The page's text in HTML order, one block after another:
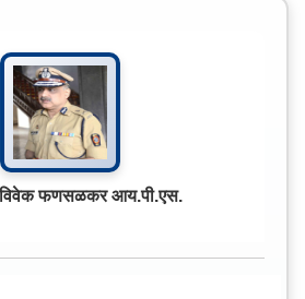
विवेक फणसळकर आय.पी.एस.